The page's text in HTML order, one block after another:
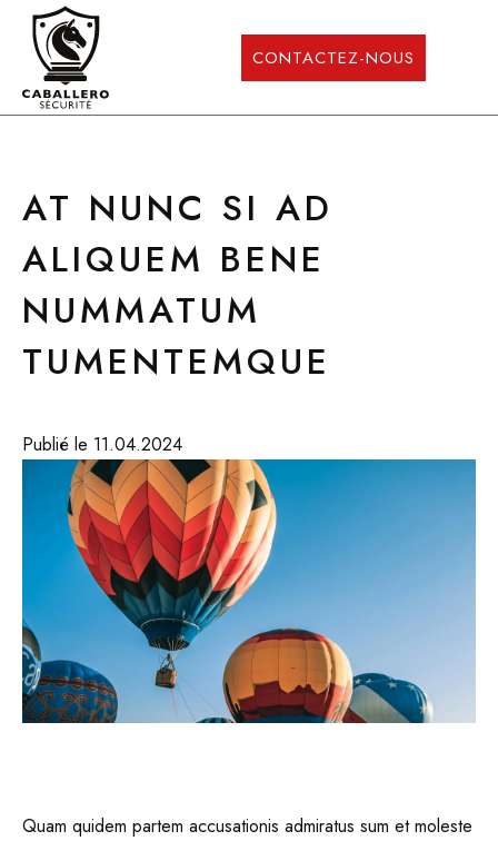
CONTACTEZ-NOUS
L’ENTREPRISE
PARTICULIERS
PROFESSIONNELS
PACK SÉCURITÉ
ACCOMPAGNEMENT
AT NUNC SI AD
ALIQUEM BENE
NUMMATUM
TUMENTEMQUE
Publié le 11.04.2024
Quam quidem partem accusationis admiratus sum et moleste